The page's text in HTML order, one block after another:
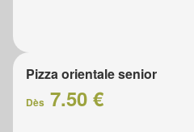
Pizza orientale senior
Dès 7.50 €